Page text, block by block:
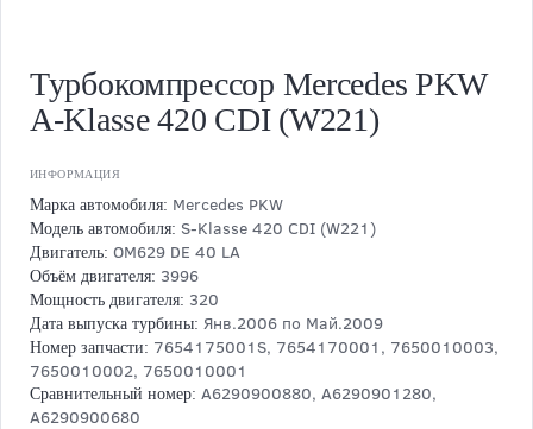
Турбокомпрессор Mercedes PKW
А-Klasse 420 CDI (W221)
ИНФОРМАЦИЯ
Марка автомобиля: Mercedes PKW
Модель автомобиля: S-Klasse 420 CDI (W221)
Двигатель: OM629 DE 40 LA
Объём двигателя: 3996
Мощность двигателя: 320
Дата выпуска турбины: Янв.2006 по Май.2009
Номер запчасти: 7654175001S, 7654170001, 7650010003,
7650010002, 7650010001
Сравнительный номер: A6290900880, A6290901280,
A6290900680